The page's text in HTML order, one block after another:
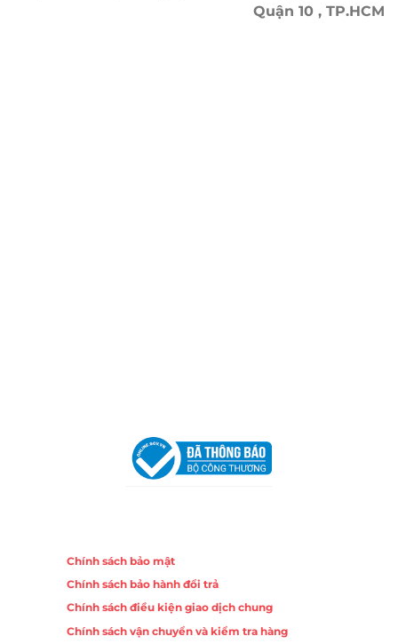
Quận 10 , TP.HCM
Chính sách bảo mật
Chính sách bảo hành đổi trả
Chính sách điều kiện giao dịch chung
Chính sách vận chuyển và kiểm tra hàng